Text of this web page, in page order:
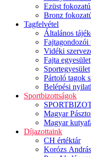
Ezüst
Bronz
Tagfelvétel
Általános
Fajtagondozói
Vidéki
Fajta egyesület
Sportegyesület
Pártoló tagok
Belépési
Sportbizottságok
Magyar
Magyar
Díjazottaink
CH értéktár
Korózs